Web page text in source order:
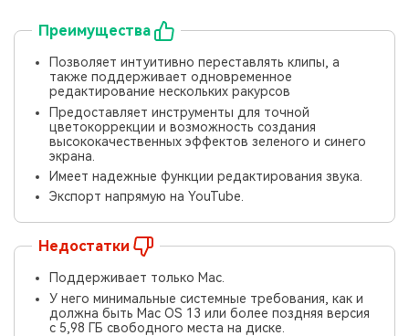
Преимущества
Позволяет интуитивно переставлять клипы, а
также поддерживает одновременное
редактирование нескольких ракурсов
Предоставляет инструменты для точной
цветокоррекции и возможность создания
высококачественных эффектов зеленого и синего
экрана.
Имеет надежные функции редактирования звука.
Экспорт напрямую на YouTube.
Недостатки
Поддерживает только Mac.
У него минимальные системные требования, как и
должна быть Mac OS 13 или более поздняя версия
с 5,98 ГБ свободного места на диске.